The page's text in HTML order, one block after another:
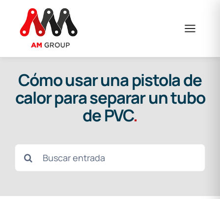
contenido
Cómo usar una pistola de
calor para separar un tubo
de PVC.
Buscar: